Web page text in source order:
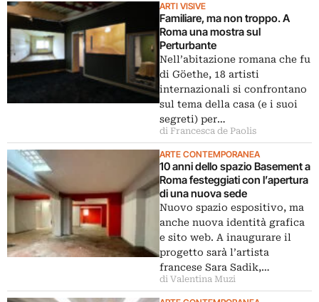
ARTI VISIVE
Familiare, ma non troppo. A
Roma una mostra sul
Perturbante
Nell’abitazione romana che fu
di Göethe, 18 artisti
internazionali si confrontano
sul tema della casa (e i suoi
segreti) per…
di Francesca de Paolis
ARTE CONTEMPORANEA
10 anni dello spazio Basement a
Roma festeggiati con l’apertura
di una nuova sede
Nuovo spazio espositivo, ma
anche nuova identità grafica
e sito web. A inaugurare il
progetto sarà l’artista
francese Sara Sadik,…
di Valentina Muzi